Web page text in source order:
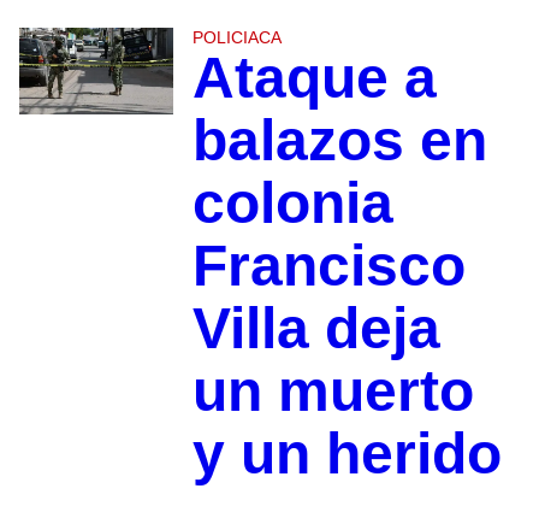
POLICIACA
Ataque a
balazos en
colonia
Francisco
Villa deja
un muerto
y un herido